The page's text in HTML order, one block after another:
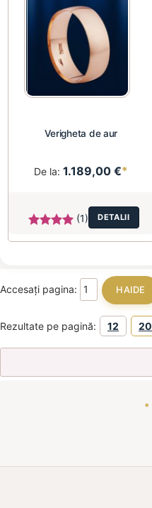
Verigheta de aur
De la: 1.189,00 €*
(1) DETALII
Accesați pagina:
Rezultate pe pagină: 12 20
*